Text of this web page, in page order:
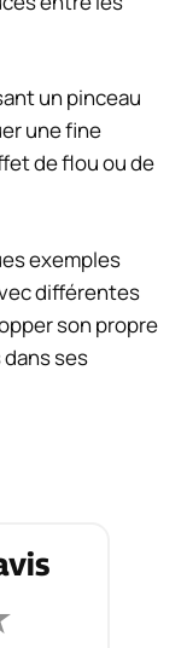
un pinceau
une fine
de flou ou de
exemples
différentes
son propre
ses